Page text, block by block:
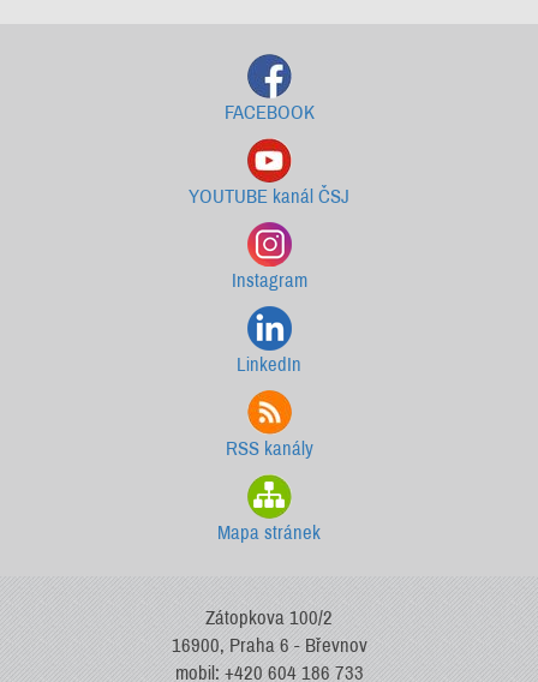
FACEBOOK
YOUTUBE kanál ČSJ
Instagram
LinkedIn
RSS kanály
Mapa stránek
Zátopkova 100/2
16900, Praha 6 - Břevnov
mobil: +420 604 186 733